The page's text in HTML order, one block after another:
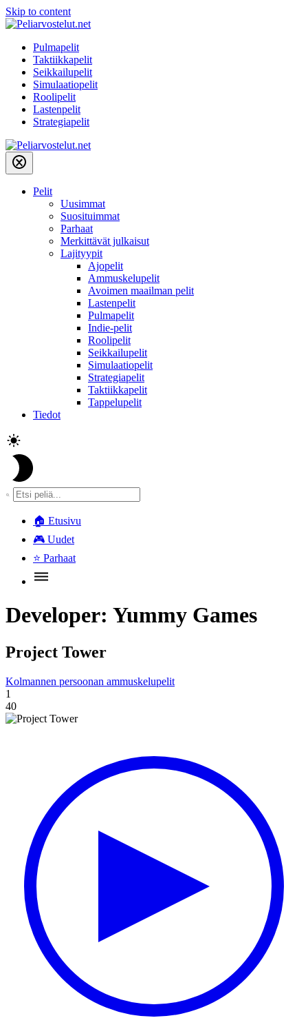
Skip to content
Pulmapelit
Taktiikkapelit
Seikkailupelit
Simulaatiopelit
Roolipelit
Lastenpelit
Strategiapelit
Pelit
Uusimmat
Suosituimmat
Parhaat
Merkittävät julkaisut
Lajityypit
Ajopelit
Ammuskelupelit
Avoimen maailman pelit
Lastenpelit
Pulmapelit
Indie-pelit
Roolipelit
Seikkailupelit
Simulaatiopelit
Strategiapelit
Taktiikkapelit
Tappelupelit
Tiedot
🏠 Etusivu
🎮 Uudet
⭐ Parhaat
Developer: Yummy Games
Project Tower
Kolmannen persoonan ammuskelupelit
1
40